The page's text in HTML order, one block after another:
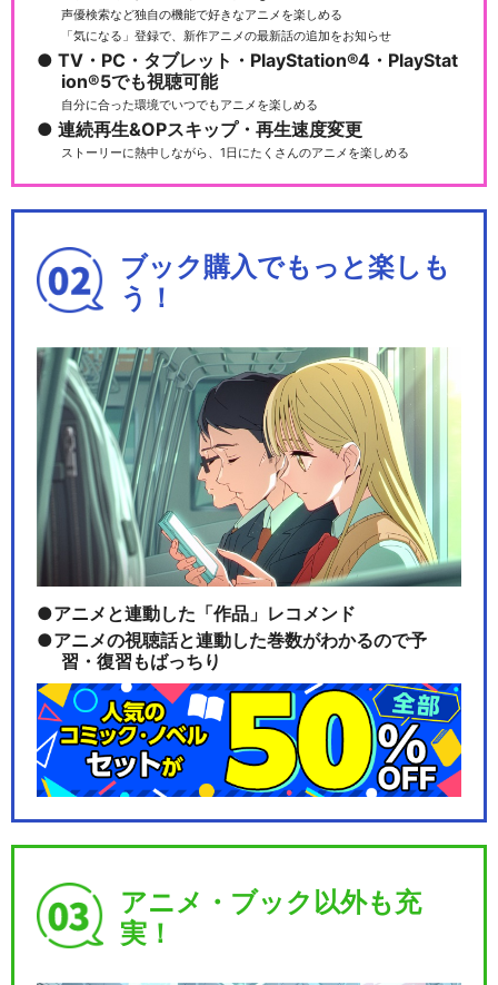
声優検索など独自の機能で好きなアニメを楽しめる
「気になる」登録で、新作アニメの最新話の追加をお知らせ
TV・PC・タブレット・PlayStation®4・PlayStat
ion®5でも視聴可能
自分に合った環境でいつでもアニメを楽しめる
連続再生&OPスキップ・再生速度変更
ストーリーに熱中しながら、1日にたくさんのアニメを楽しめる
ブック購入でもっと楽しも
う！
アニメと連動した「作品」レコメンド
アニメの視聴話と連動した巻数がわかるので予
習・復習もばっちり
アニメ・ブック以外も充
実！